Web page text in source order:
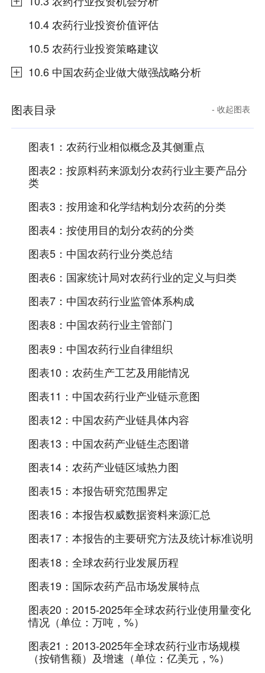
10.4 农药行业投资价值评估
10.5 农药行业投资策略建议
10.6 中国农药企业做大做强战略分析
图表目录 收起图表
图表目录 - 收起图表
图表1： 农药行业相似概念及其侧重点
图表2： 按原料药来源划分农药行业主要产品分
类
图表3： 按用途和化学结构划分农药的分类
图表4： 按使用目的划分农药的分类
图表5： 中国农药行业分类总结
图表6： 国家统计局对农药行业的定义与归类
图表7： 中国农药行业监管体系构成
图表8： 中国农药行业主管部门
图表9： 中国农药行业自律组织
图表10： 农药生产工艺及用能情况
图表11： 中国农药行业产业链示意图
图表12： 中国农药产业链具体内容
图表13： 中国农药产业链生态图谱
图表14： 农药产业链区域热力图
图表15： 本报告研究范围界定
图表16： 本报告权威数据资料来源汇总
图表17： 本报告的主要研究方法及统计标准说明
图表18： 全球农药行业发展历程
图表19： 国际农药产品市场发展特点
图表20： 2015-2025年全球农药行业使用量变化
情况（单位：万吨，%）
图表21： 2013-2025年全球农药行业市场规模
（按销售额）及增速（单位：亿美元，%）